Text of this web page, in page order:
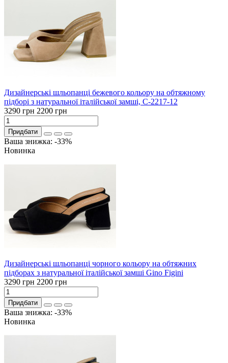
Дизайнерські шльопанці бежевого кольору на обтяжному
підборі з натуральної італійської замші, С-2217-12
3290 грн 2200 грн
Придбати
Ваша знижка: -33%
Новинка
Дизайнерські шльопанці чорного кольору на обтяжних
підборах з натуральної італійської замші Gino Figini
3290 грн 2200 грн
Придбати
Ваша знижка: -33%
Новинка